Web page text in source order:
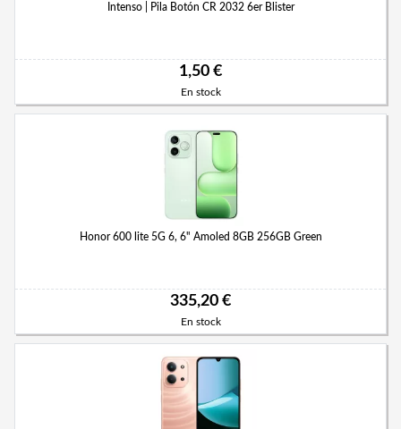
Intenso | Pila Botón CR 2032 6er Blister
1,50 €
En stock
Honor 600 lite 5G 6, 6" Amoled 8GB 256GB Green
335,20 €
En stock